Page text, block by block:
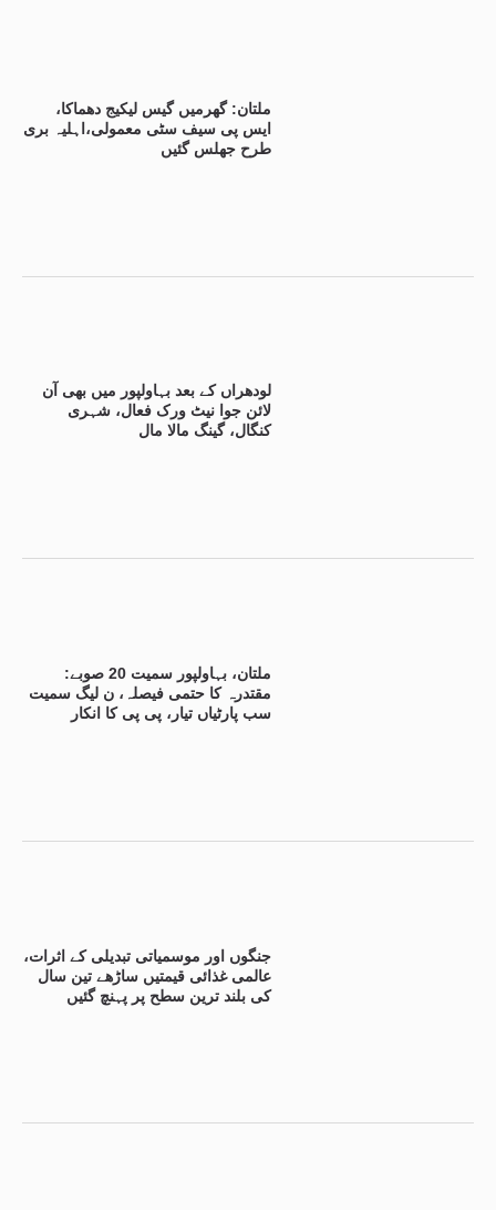
ملتان: گھرمیں گیس لیکیج دھماکا،
ایس پی سیف سٹی معمولی،اہلیہ بری
طرح جھلس گئیں
لودھراں کے بعد بہاولپور میں بھی آن
لائن جوا نیٹ ورک فعال، شہری
کنگال، گینگ مالا مال
ملتان، بہاولپور سمیت 20 صوبے:
مقتدرہ کا حتمی فیصلہ، ن لیگ سمیت
سب پارٹیاں تیار، پی پی کا انکار
جنگوں اور موسمیاتی تبدیلی کے اثرات،
عالمی غذائی قیمتیں ساڑھے تین سال
کی بلند ترین سطح پر پہنچ گئیں